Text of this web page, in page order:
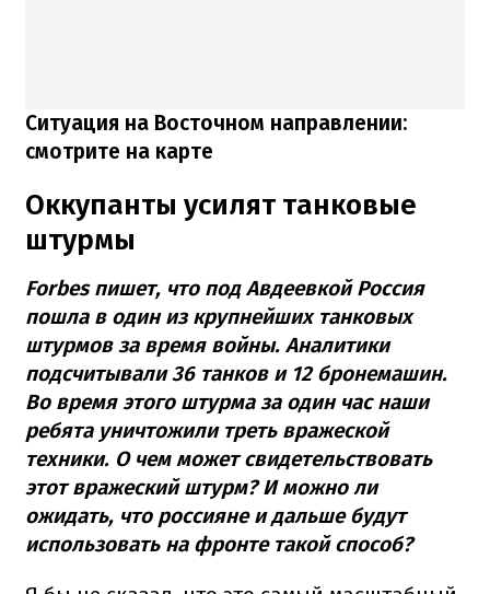
Ситуация на Восточном направлении:
смотрите на карте
Оккупанты усилят танковые
штурмы
Forbes пишет, что под Авдеевкой Россия
пошла в один из крупнейших танковых
штурмов за время войны. Аналитики
подсчитывали 36 танков и 12 бронемашин.
Во время этого штурма за один час наши
ребята уничтожили треть вражеской
техники. О чем может свидетельствовать
этот вражеский штурм? И можно ли
ожидать, что россияне и дальше будут
использовать на фронте такой способ?